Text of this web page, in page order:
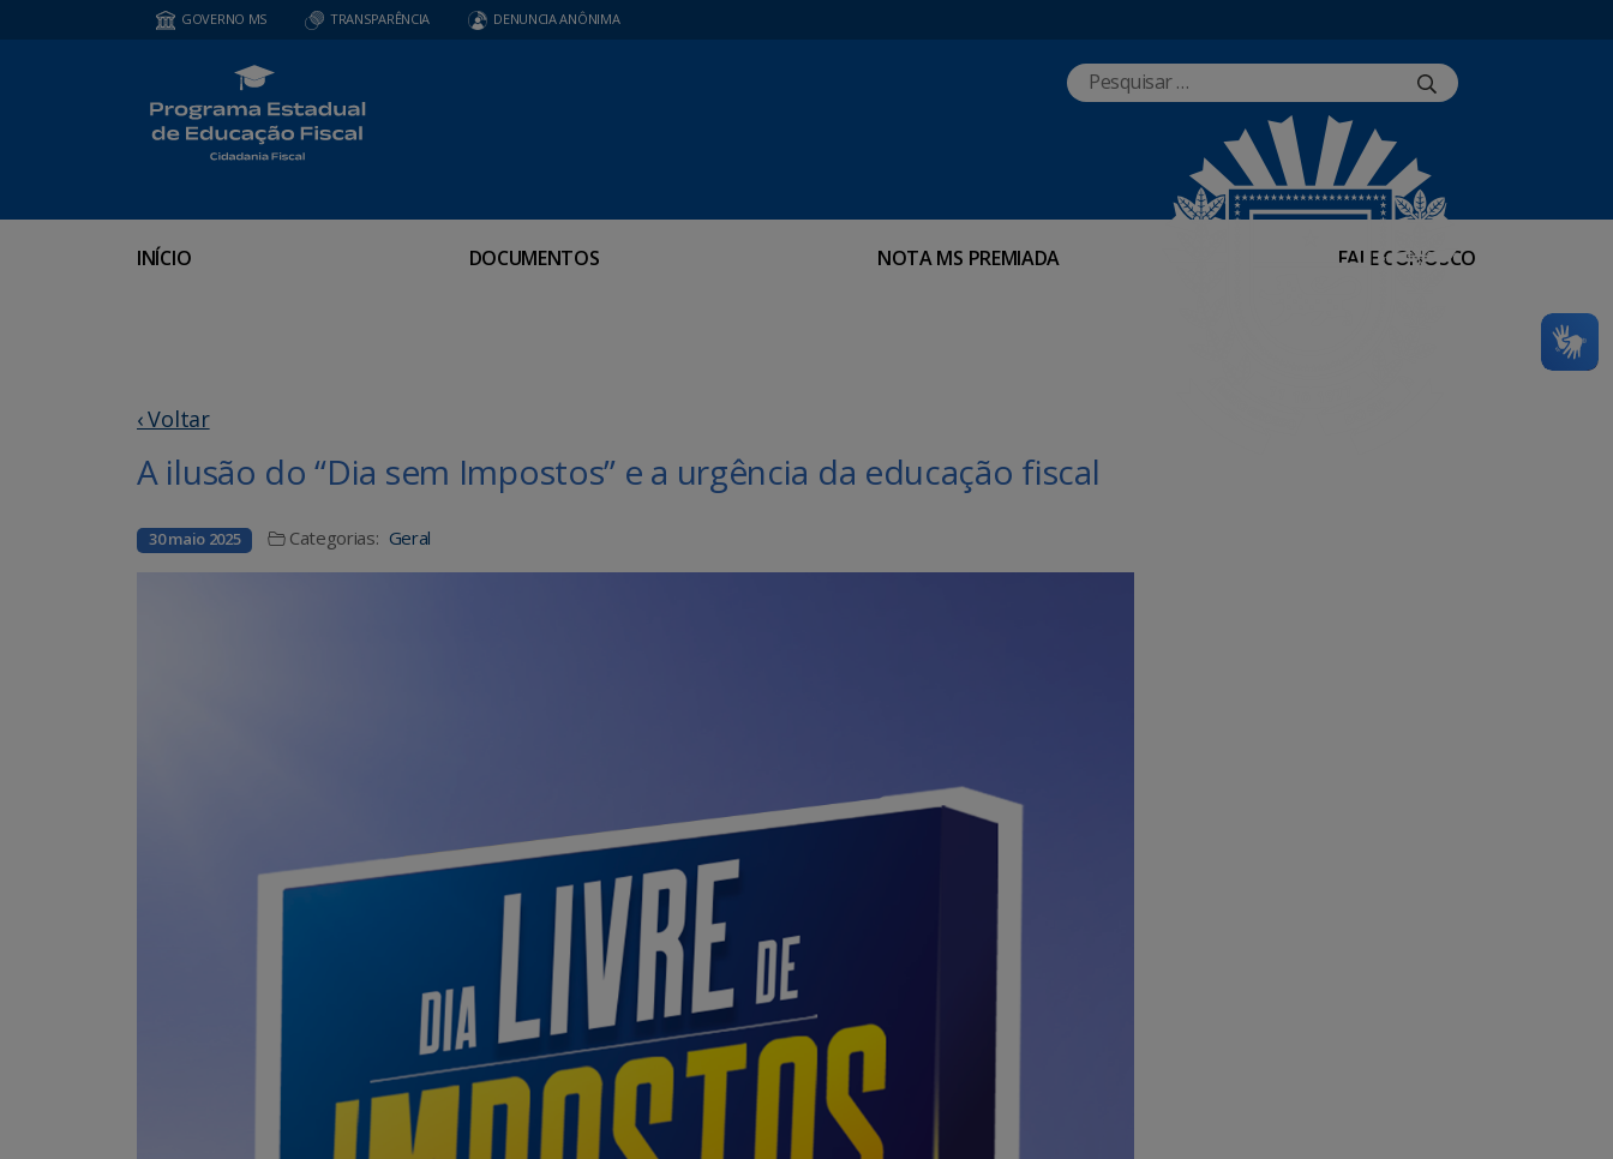
GOVERNO MS TRANSPARÊNCIA DENUNCIA ANÔNIMA
INÍCIO DOCUMENTOS NOTA MS PREMIADA FALE CONOSCO
‹ Voltar
A ilusão do “Dia sem Impostos” e a urgência da educação fiscal
30 maio 2025 Categorias: Geral